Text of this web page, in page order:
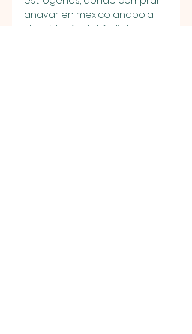
anavar en mexico anabola
steroider är det farligt.